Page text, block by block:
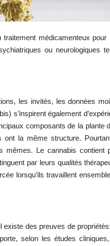
médicamenteux pour
ou neurologiques
les invités, les données
s’inspirent également
composants de la plante
ont la même structure.
Le cannabis contient
par leurs qualités
lorsqu’ils travaillent
des preuves de
selon les études